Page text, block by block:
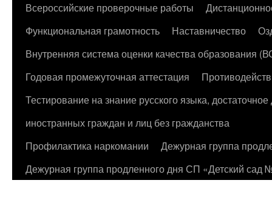
Всероссийские проверочные работы
Функциональная грамотность
Наставничество
Внутренняя система оценки качества образования
Годовая промежуточная аттестация
Тестирование на знание русского языка,
иностранных граждан и лиц без гражданства
Профилактика наркомании
Дежурная группа
Дежурная группа продленного дня СП «Детский